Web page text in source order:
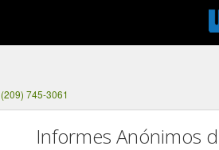
(209) 745-3061
Informes Anónimos